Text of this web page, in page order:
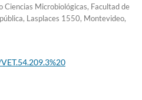
Microbiológicas, Facultad de
Lasplaces 1550, Montevideo,